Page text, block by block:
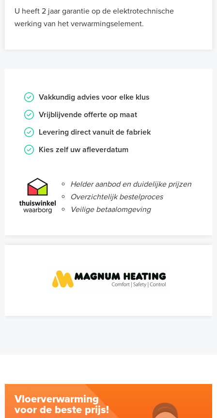
U heeft 2 jaar garantie op de elektrotechnische
werking van het verwarmingselement.
Vakkundig advies voor elke klus
Vrijblijvende offerte op maat
Levering direct vanuit de fabriek
Kies zelf uw afleverdatum
Helder aanbod en duidelijke prijzen
Overzichtelijk bestelproces
Veilige betaalomgeving
Vloerverwarming
voor de beste prijs!